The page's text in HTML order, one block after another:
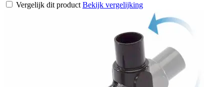
Vergelijk dit product Bekijk vergelijking